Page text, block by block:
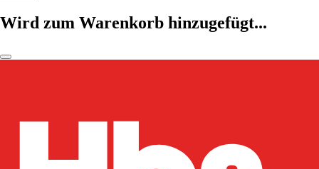
Wird zum Warenkorb hinzugefügt...